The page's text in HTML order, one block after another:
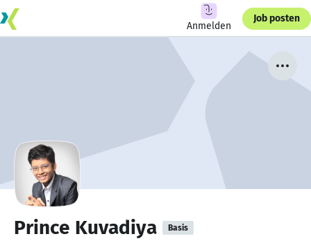
Anmelden
Job posten
Prince Kuvadiya Basis